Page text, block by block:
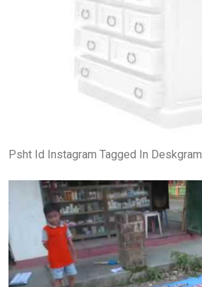
Psht Id Instagram Tagged In Deskgram